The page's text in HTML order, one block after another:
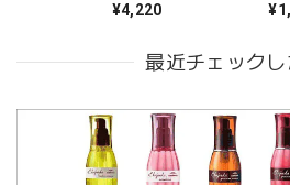
1000ml（レフィ¥4,220
最近チェック